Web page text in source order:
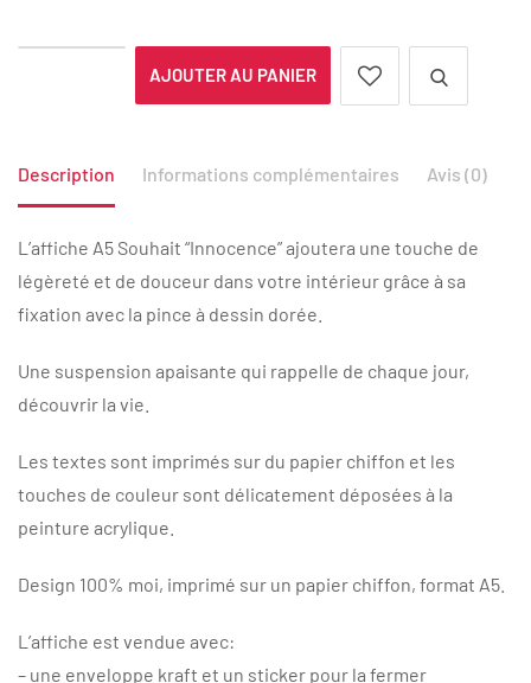
AJOUTER AU PANIER
Description Informations complémentaires Avis (0)
L’affiche A5 Souhait “Innocence” ajoutera une touche de
légèreté et de douceur dans votre intérieur grâce à sa
fixation avec la pince à dessin dorée.
Une suspension apaisante qui rappelle de chaque jour,
découvrir la vie.
Les textes sont imprimés sur du papier chiffon et les
touches de couleur sont délicatement déposées à la
peinture acrylique.
Design 100% moi, imprimé sur un papier chiffon, format A5.
L’affiche est vendue avec:
– une enveloppe kraft et un sticker pour la fermer